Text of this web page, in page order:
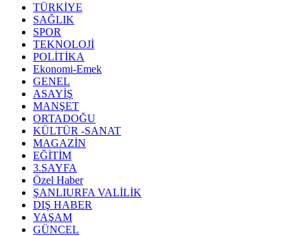
TÜRKİYE
SAĞLIK
SPOR
TEKNOLOJİ
POLİTİKA
Ekonomi-Emek
GENEL
ASAYİŞ
MANŞET
ORTADOĞU
KÜLTÜR -SANAT
MAGAZİN
EĞİTİM
3.SAYFA
Özel Haber
ŞANLIURFA VALİLİK
DIŞ HABER
YAŞAM
GÜNCEL